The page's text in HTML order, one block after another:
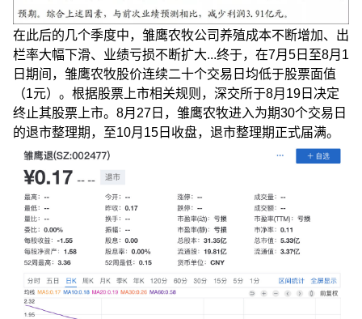
在此后的几个季度中，雏鹰农牧公司养殖成本不断增加、出
栏率大幅下滑、业绩亏损不断扩大...终于，在7月5日至8月1
日期间，雏鹰农牧股价连续二十个交易日均低于股票面值
（1元）。根据股票上市相关规则，深交所于8月19日决定
终止其股票上市。8月27日，雏鹰农牧进入为期30个交易日
的退市整理期，至10月15日收盘，退市整理期正式届满。